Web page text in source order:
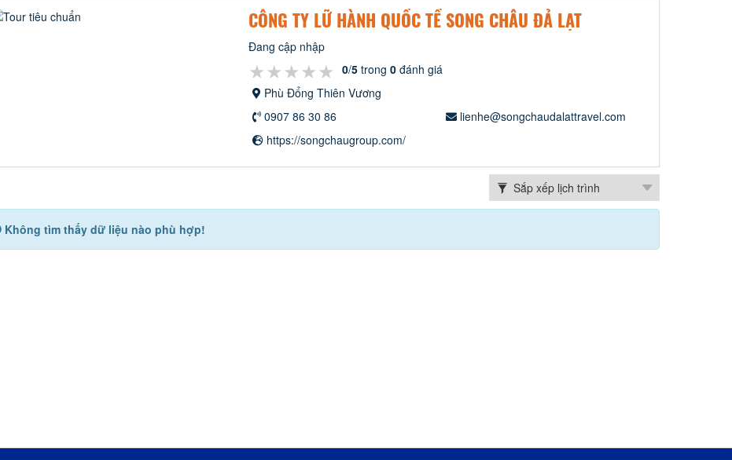
CÔNG TY LỮ HÀNH QUỒC TỀ SONG CHÂU ĐẢ LẠT
Đang cập nhập
★★★★★
★★★★★
★★★★★ 0/5trong 0đánh giá
Phù Đổng Thiên Vương
0907 86 30 86
lienhe@songchaudalattravel.com
https://songchaugroup.com/
Không tìm thấy dữ liệu nào phù hợp!